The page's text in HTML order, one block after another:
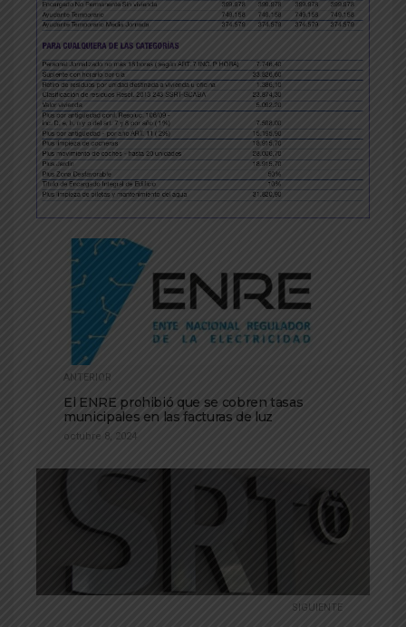
ANTERIOR
El ENRE prohibió que se cobren tasas
municipales en las facturas de luz
octubre 8, 2024
SIGUIENTE